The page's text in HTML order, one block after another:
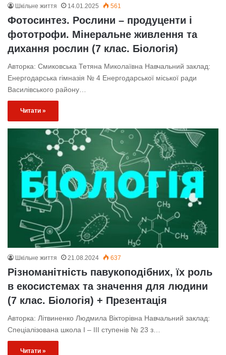
Шкільне життя 14.01.2025 561
Фотосинтез. Рослини – продуценти і
фототрофи. Мінеральне живлення та
дихання рослин (7 клас. Біологія)
Авторка: Смиковська Тетяна Миколаївна Навчальний заклад:
Енергодарська гімназія № 4 Енергодарської міської ради
Василівського району…
Читати »
Шкільне життя 21.08.2024 637
Різноманітність павукоподібних, їх роль
в екосистемах та значення для людини
(7 клас. Біологія) + Презентація
Авторка: Літвиненко Людмила Вікторівна Навчальний заклад:
Спеціалізована школа І – ІІІ ступенів № 23 з…
Читати »